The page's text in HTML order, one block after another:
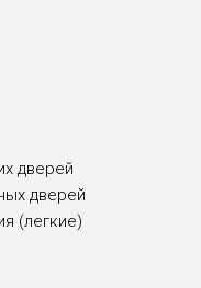
дверей
дверей
(легкие)